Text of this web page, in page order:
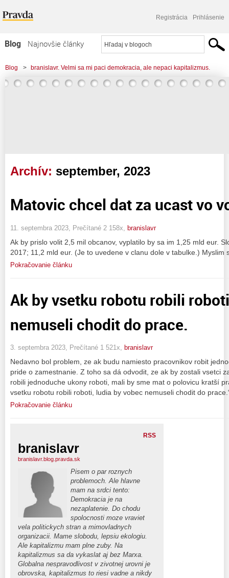
Registrácia Prihlásenie
Blog
Najnovšie články
Najčítanejšie články
Najkomentovanejšie články
Blog > branislavr. Velmi sa mi paci demokracia, ale nepaci kapitalizmus.
Archív: september, 2023
Matovic chcel dat za ucast vo
11. septembra 2023, Prečítané 2 158x, branislavr
Ak by prislo volit 2,5 mil obcanov, vyplatilo by sa im 1,25 mld eur.
2017; 11,2 mld eur. (Je to uvedene v clanu dole v tabulke.) Myslim
Pokračovanie článku
Ak by vsetku robotu robili
nemuseli chodit do prace.
3. septembra 2023, Prečítané 1 521x, branislavr
Nedavno bol problem, ze ak budu namiesto pracovnikov robit
pride o zamestnanie. Z toho sa dá odvodit, ze ak by zostali vsetci
robili jednoduche ukony roboti, mali by sme mat o polovicu kratší
vsetku robotu robili roboti, ludia by vobec nemuseli chodit do
Pokračovanie článku
RSS
branislavr
branislavr.blog.pravda.sk
Pisem o par roznych
problemoch. Ale hlavne
mam na srdci tento:
Demokracia je na
nezaplatenie. Do chodu
spolocnosti moze vraviet
vela politickych stran a mimovladnych
organizacii. Mame slobodu, lepsiu ekologiu.
Ale kapitalizmu mam plne zuby. Na
kapitalizmus sa da vykaslat aj bez Marxa.
Globalna nespravodlivost v zivotnej urovni je
obrovska, kapitalizmus to riesi vadne a nikdy